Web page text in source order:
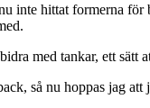
inte hittat formerna
med tankar, ett sätt
så nu hoppas jag